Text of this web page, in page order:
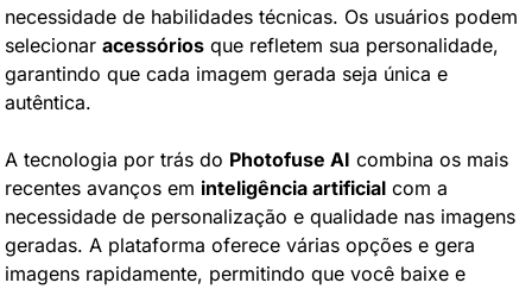
necessidade de habilidades técnicas. Os usuários podem
selecionar acessórios que refletem sua personalidade,
garantindo que cada imagem gerada seja única e
autêntica.
A tecnologia por trás do Photofuse AI combina os mais
recentes avanços em inteligência artificial com a
necessidade de personalização e qualidade nas imagens
geradas. A plataforma oferece várias opções e gera
imagens rapidamente, permitindo que você baixe e